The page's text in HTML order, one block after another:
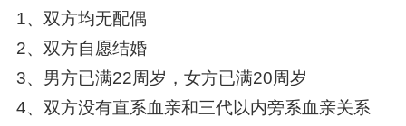
1、双方均无配偶
2、双方自愿结婚
3、男方已满22周岁，女方已满20周岁
4、双方没有直系血亲和三代以内旁系血亲关系